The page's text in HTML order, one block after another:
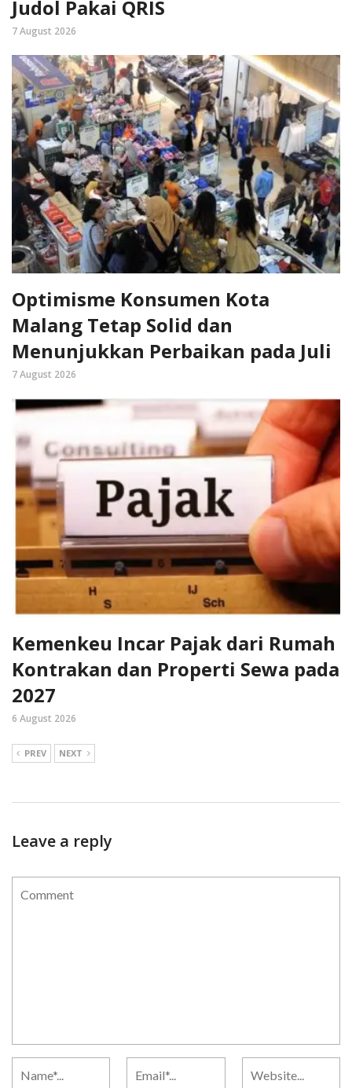
Judol Pakai QRIS
7 August 2026
Optimisme Konsumen Kota
Malang Tetap Solid dan
Menunjukkan Perbaikan pada Juli
7 August 2026
Kemenkeu Incar Pajak dari Rumah
Kontrakan dan Properti Sewa pada
2027
6 August 2026
PREV NEXT
Leave a reply